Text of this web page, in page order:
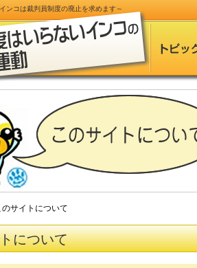
ンコは裁判員制度の廃止を求めます～
イトについて
について